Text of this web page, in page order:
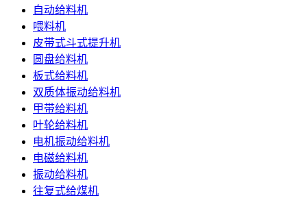
自动给料机
喂料机
皮带式斗式提升机
圆盘给料机
板式给料机
双质体振动给料机
甲带给料机
叶轮给料机
电机振动给料机
电磁给料机
振动给料机
往复式给煤机